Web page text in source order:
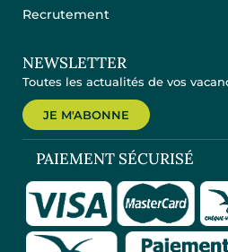
Recrutement
NEWSLETTER
Toutes les actualités de vos
JE M'ABONNE
PAIEMENT SÉCURISÉ